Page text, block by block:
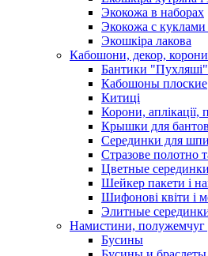
Экокожа в наборах
Экокожа с
Экошкiра лакова
Кабошони, декор, корони
Бантики
Кабошоны плоские
Китиці
Корони, аплікації,
Крышки для
Серединки для
Стразове полотно
Цветные
Шейкер пакети і
Шифонові квіти і
Элитные
Намистини, полужемчуг ,
Бусины